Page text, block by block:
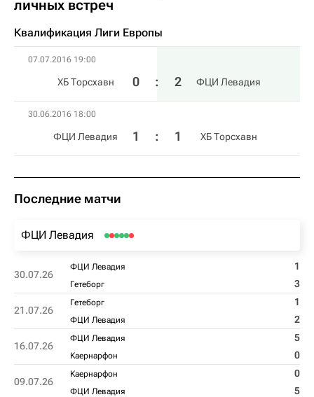
личных встреч
Квалификация Лиги Европы
07.07.2016 19:00
ХБ Торсхавн 0 : 2 ФЦИ Левадия
30.06.2016 18:00
ФЦИ Левадия 1 : 1 ХБ Торсхавн
Последние матчи
ФЦИ Левадия
30.07.26
ФЦИ Левадия 1
Гетеборг 3
21.07.26
Гетеборг 1
ФЦИ Левадия 2
16.07.26
ФЦИ Левадия 5
Kаернарфон 0
09.07.26
Kаернарфон 0
ФЦИ Левадия 5